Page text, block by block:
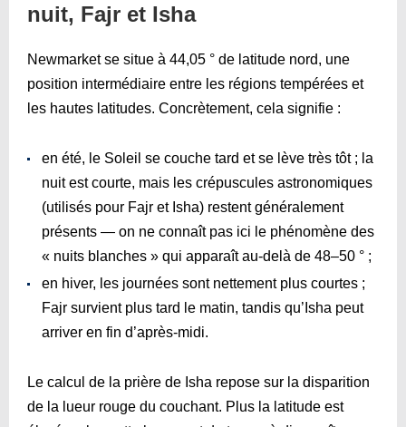
nuit, Fajr et Isha
Newmarket se situe à 44,05 ° de latitude nord, une
position intermédiaire entre les régions tempérées et
les hautes latitudes. Concrètement, cela signifie :
en été, le Soleil se couche tard et se lève très tôt ; la
nuit est courte, mais les crépuscules astronomiques
(utilisés pour Fajr et Isha) restent généralement
présents — on ne connaît pas ici le phénomène des
« nuits blanches » qui apparaît au-delà de 48–50 ° ;
en hiver, les journées sont nettement plus courtes ;
Fajr survient plus tard le matin, tandis qu’Isha peut
arriver en fin d’après-midi.
Le calcul de la prière de Isha repose sur la disparition
de la lueur rouge du couchant. Plus la latitude est